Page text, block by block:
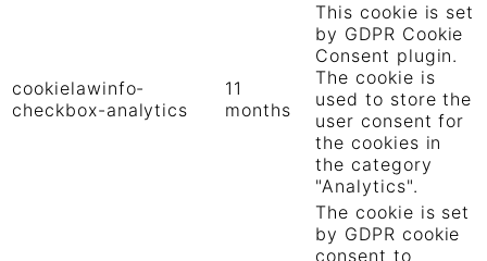
cookielawinfo-
checkbox-analytics
11
months
This cookie is set
by GDPR Cookie
Consent plugin.
The cookie is
used to store the
user consent for
the cookies in
the category
"Analytics".
The cookie is set
by GDPR cookie
consent to